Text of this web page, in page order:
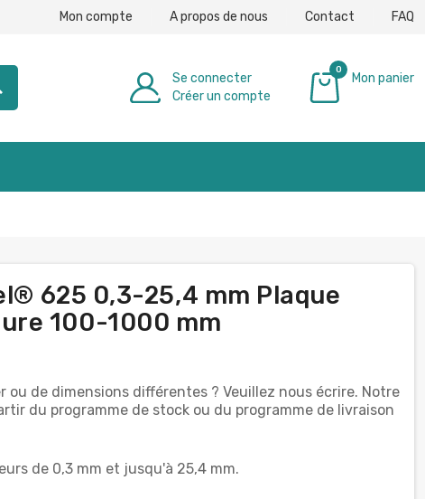
Mon compte A propos de nous Contact FAQ
Se connecter
Créer un compte
0
Mon panier
625 0,3-25,4 mm Plaque
100-1000 mm
de dimensions différentes ? Veuillez nous écrire. Notre
du programme de stock ou du programme de livraison
de 0,3 mm et jusqu'à 25,4 mm.